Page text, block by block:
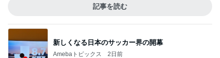
記事を読む
新しくなる日本のサッカー界の開幕
Amebaトピックス 2日前